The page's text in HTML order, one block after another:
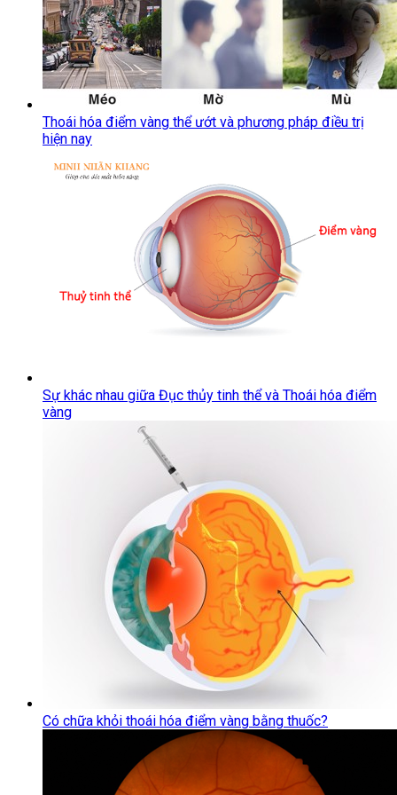
Thoái hóa điểm vàng thể ướt và phương pháp điều trị
hiện nay
Sự khác nhau giữa Đục thủy tinh thể và Thoái hóa điểm
vàng
Có chữa khỏi thoái hóa điểm vàng bằng thuốc?